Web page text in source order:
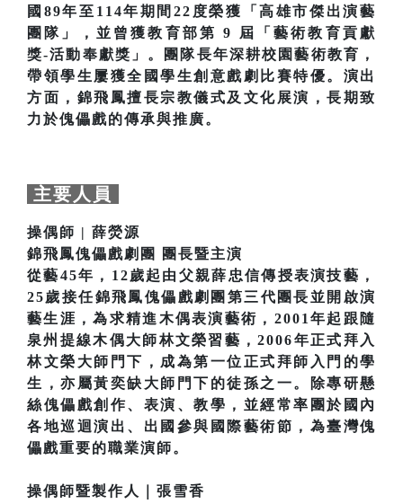
國89年至114年期間22度榮獲「高雄市傑出演藝
團隊」，並曾獲教育部第 9 屆「藝術教育貢獻
獎-活動奉獻獎」。團隊長年深耕校園藝術教育，
帶領學生屢獲全國學生創意戲劇比賽特優。演出
方面，錦飛鳳擅長宗教儀式及文化展演，長期致
力於傀儡戲的傳承與推廣。
主要人員
操偶師 | 薛熒源
錦飛鳳傀儡戲劇團 團長暨主演
從藝45年，12歲起由父親薛忠信傳授表演技藝，
25歲接任錦飛鳳傀儡戲劇團第三代團長並開啟演
藝生涯，為求精進木偶表演藝術，2001年起跟隨
泉州提線木偶大師林文榮習藝，2006年正式拜入
林文榮大師門下，成為第一位正式拜師入門的學
生，亦屬黃奕缺大師門下的徒孫之一。除專研懸
絲傀儡戲創作、表演、教學，並經常率團於國內
各地巡迴演出、出國參與國際藝術節，為臺灣傀
儡戲重要的職業演師。
操偶師暨製作人｜張雪香